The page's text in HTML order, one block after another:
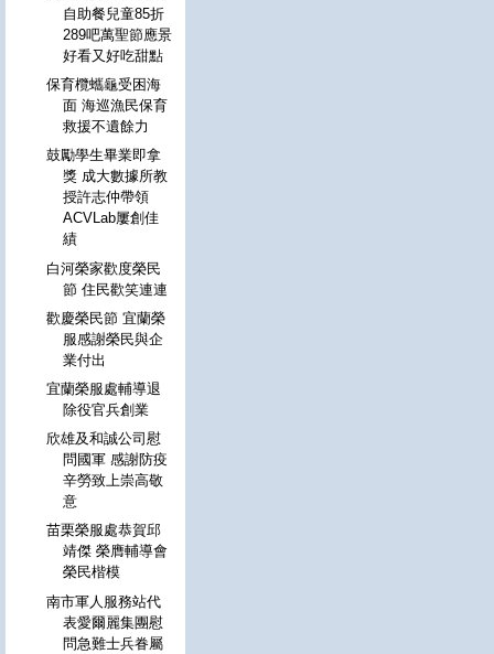
自助餐兒童85折
289吧萬聖節應景
好看又好吃甜點
保育欖蠵龜受困海
面 海巡漁民保育
救援不遺餘力
鼓勵學生畢業即拿
獎 成大數據所教
授許志仲帶領
ACVLab屢創佳
績
白河榮家歡度榮民
節 住民歡笑連連
歡慶榮民節 宜蘭榮
服感謝榮民與企
業付出
宜蘭榮服處輔導退
除役官兵創業
欣雄及和誠公司慰
問國軍 感謝防疫
辛勞致上崇高敬
意
苗栗榮服處恭賀邱
靖傑 榮膺輔導會
榮民楷模
南市軍人服務站代
表愛爾麗集團慰
問急難士兵眷屬